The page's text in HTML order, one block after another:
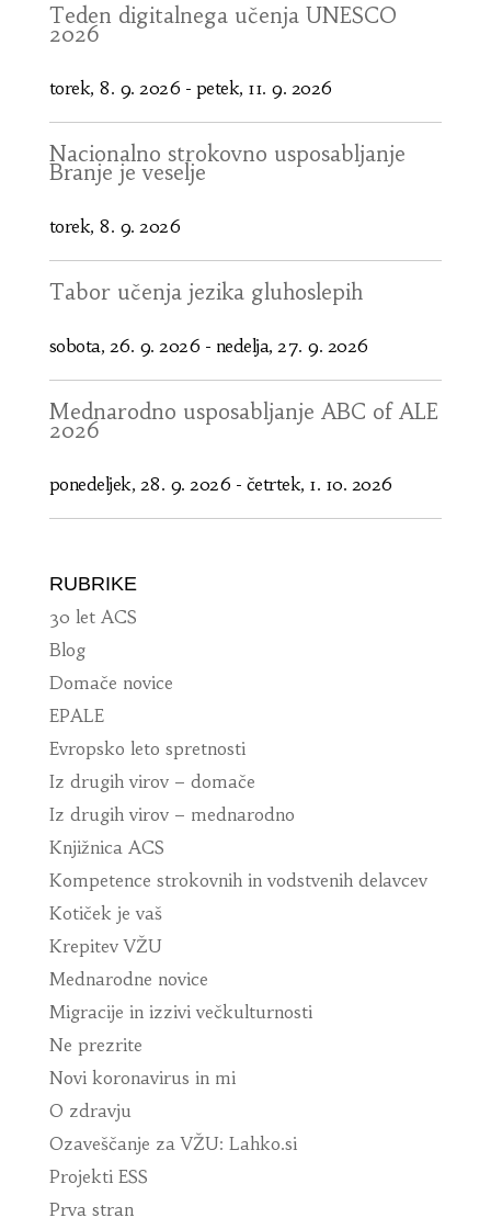
Teden digitalnega učenja UNESCO
2026
torek, 8. 9. 2026 - petek, 11. 9. 2026
Nacionalno strokovno usposabljanje
Branje je veselje
torek, 8. 9. 2026
Tabor učenja jezika gluhoslepih
sobota, 26. 9. 2026 - nedelja, 27. 9. 2026
Mednarodno usposabljanje ABC of ALE
2026
ponedeljek, 28. 9. 2026 - četrtek, 1. 10. 2026
RUBRIKE
30 let ACS
Blog
Domače novice
EPALE
Evropsko leto spretnosti
Iz drugih virov – domače
Iz drugih virov – mednarodno
Knjižnica ACS
Kompetence strokovnih in vodstvenih delavcev
Kotiček je vaš
Krepitev VŽU
Mednarodne novice
Migracije in izzivi večkulturnosti
Ne prezrite
Novi koronavirus in mi
O zdravju
Ozaveščanje za VŽU: Lahko.si
Projekti ESS
Prva stran